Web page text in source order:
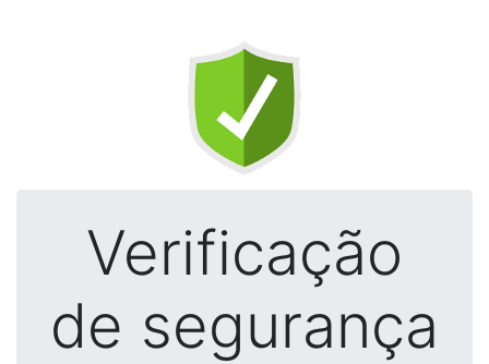
Verificação
de segurança